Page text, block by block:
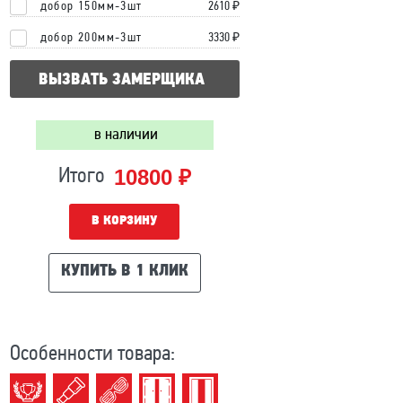
добор 150мм-3шт 2610 ₽
добор 200мм-3шт 3330 ₽
ВЫЗВАТЬ ЗАМЕРЩИКА
в наличии
Итого 10800 ₽
В КОРЗИНУ
КУПИТЬ В 1 КЛИК
Особенности товара: